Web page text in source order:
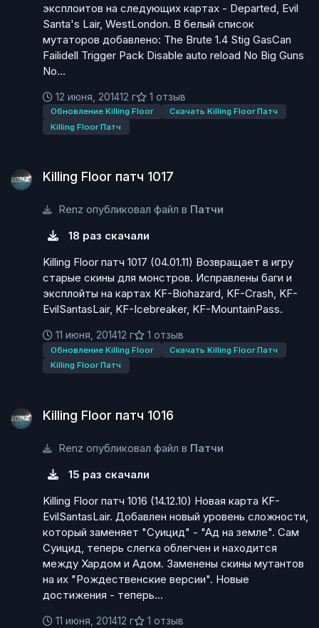
эксплоитов на следующих картах - Departed, Evil
Santa's Lair, WestLondon. В белый список
мутаторов добавлено: The Brute 1.4 Stig GasCan
Failidell Trigger Pack Disable auto reload No Big Guns
No...
12 июня, 201412 г 1 отзыв
Обновление Killing Floor
Скачать Killing Floor Патч
Killing Floor Патч
Killing Floor патч 1017
Renz опубликовал файл в Патчи
18 раз скачали
Killing Floor патч 1017 (04.01.11) Возвращает в игру
старые скины для монстров. Исправлены баги и
эксплойты на картах KF-Biohazard, KF-Crash, KF-
EvilSantasLair, KF-Icebreaker, KF-MountainPass.
11 июня, 201412 г 1 отзыв
Обновление Killing Floor
Скачать Killing Floor Патч
Killing Floor Патч
Killing Floor патч 1016
Renz опубликовал файл в Патчи
15 раз скачали
Killing Floor патч 1016 (14.12.10) Новая карта KF-
EvilSantasLair. Добавлен новый уровень сложности,
который заменяет "Суицид" - "Ад на земле". Сам
Суицид, теперь слегка облегчен и находится
между Хардом и Адом. Заменены скины мутантов
на их "Рождественские версии". Новые
достижения - теперь...
11 июня, 201412 г 1 отзыв